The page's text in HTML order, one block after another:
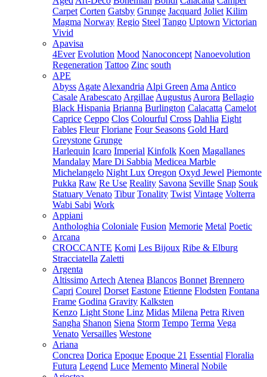
Carpet Corten Gatsby Grunge Jacquard Joliet Kilim
Magma Norway Regio Steel Tango Uptown Victorian
Vivid
Apavisa
4Ever Evolution Mood Nanoconcept Nanoevolution
Regeneration Tattoo Zinc south
APE
Abyss Agate Alexandria Alpi Green Ama Antico
Casale Arabescato Argillae Augustus Aurora Bellagio
Black Hispania Brianna Burlington Calacatta Camelot
Caprice Ceppo Clos Colourful Cross Dahlia Eight
Fables Fleur Floriane Four Seasons Gold Hard
Greystone Grunge
Harlequin Icaro Imperial Kinfolk Koen Magallanes
Mandalay Mare Di Sabbia Medicea Marble
Michelangelo Night Lux Oregon Oxyd Jewel Piemonte
Pukka Raw Re Use Reality Savona Seville Snap Souk
Statuary Venato Tibur Tonality Twist Vintage Volterra
Wabi Sabi Work
Appiani
Anthologhia Coloniale Fusion Memorie Metal Poetic
Arcana
CROCCANTE Komi Les Bijoux Ribe & Elburg
Stracciatella Zaletti
Argenta
Altissimo Artech Atenea Blancos Bonnet Brennero
Capri Courel Dorset Eastone Etienne Flodsten Fontana
Frame Godina Gravity Kalksten
Kenzo Light Stone Linz Midas Milena Petra Riven
Sangha Shanon Siena Storm Tempo Terma Vega
Venato Versailles Westone
Ariana
Concrea Dorica Epoque Epoque 21 Essential Floralia
Futura Legend Luce Memento Mineral Nobile